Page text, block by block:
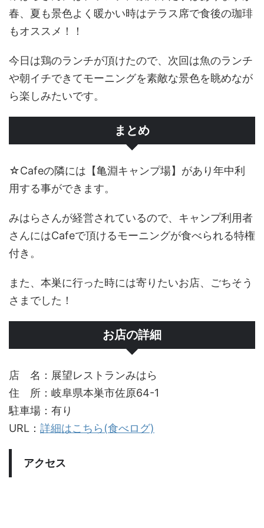
春、夏も景色よく暖かい時はテラス席で食後の珈琲
もオススメ！！
今日は鶏のランチが頂けたので、次回は魚のランチ
や朝イチできてモーニングを素敵な景色を眺めなが
ら楽しみたいです。
まとめ
☆Cafeの隣には【亀淵キャンプ場】があり年中利
用する事ができます。
みはらさんが経営されているので、キャンプ利用者
さんにはCafeで頂けるモーニングが食べられる特権
付き。
また、本巣に行った時には寄りたいお店、ごちそう
さまでした！
お店の詳細
店 名：展望レストランみはら
住 所：岐阜県本巣市佐原64-1
駐車場：有り
URL： 詳細はこちら(食べログ)
アクセス